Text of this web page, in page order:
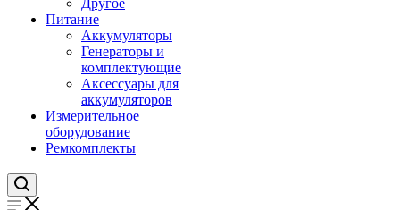
Другое
Питание
Аккумуляторы
Генераторы и
комплектующие
Аксессуары для
аккумуляторов
Измерительное
оборудование
Ремкомплекты